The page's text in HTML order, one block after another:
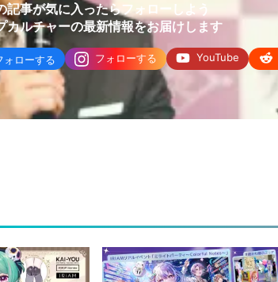
記事が気に入ったらフォローしよう
カルチャーの最新情報をお届けします
ォローする フォローする YouTube